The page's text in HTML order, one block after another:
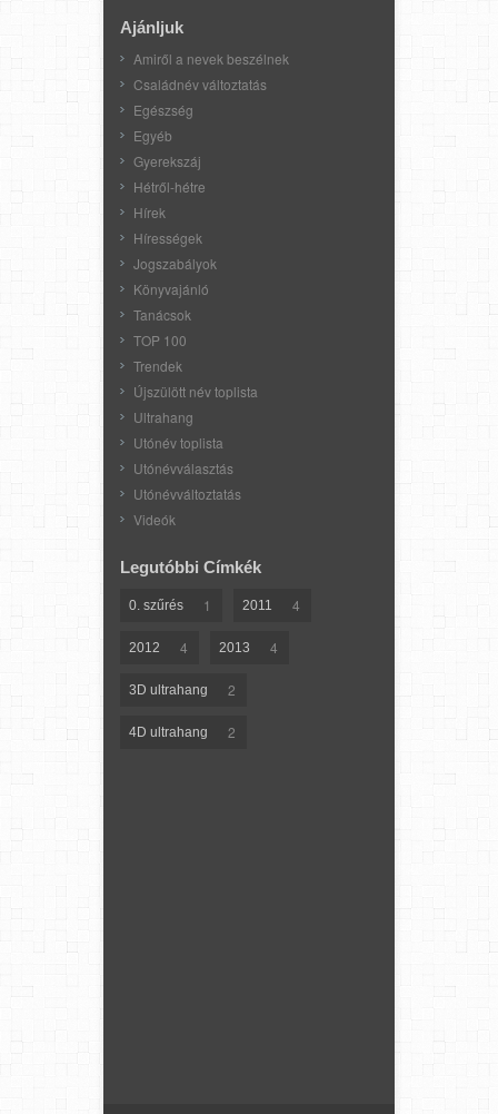
Ajánljuk
Amiről a nevek beszélnek
Családnév változtatás
Egészség
Egyéb
Gyerekszáj
Hétről-hétre
Hírek
Hírességek
Jogszabályok
Könyvajánló
Tanácsok
TOP 100
Trendek
Újszülött név toplista
Ultrahang
Utónév toplista
Utónévválasztás
Utónévváltoztatás
Videók
Legutóbbi Címkék
0. szűrés 1 2011 4
2012 4 2013 4
3D ultrahang 2
4D ultrahang 2